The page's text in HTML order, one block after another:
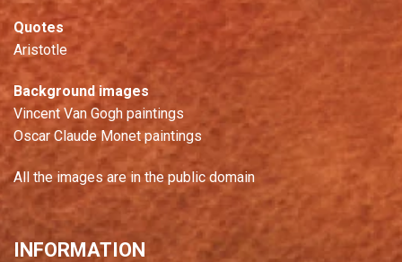
Quotes
Aristotle
Background images
Vincent Van Gogh paintings
Oscar Claude Monet paintings
All the images are in the public domain
INFORMATION